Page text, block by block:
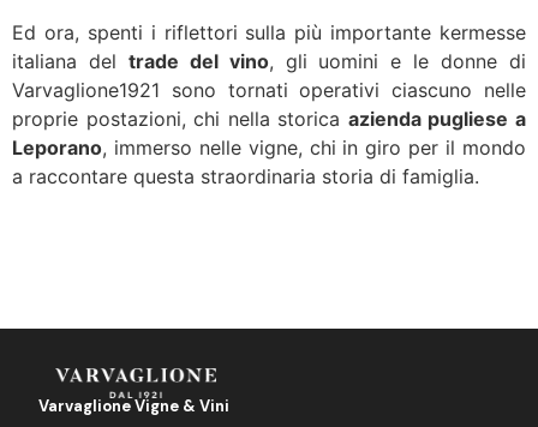
Ed ora, spenti i riflettori sulla più importante kermesse
italiana del trade del vino, gli uomini e le donne di
Varvaglione1921 sono tornati operativi ciascuno nelle
proprie postazioni, chi nella storica azienda pugliese a
Leporano, immerso nelle vigne, chi in giro per il mondo
a raccontare questa straordinaria storia di famiglia.
Varvaglione Vigne & Vini